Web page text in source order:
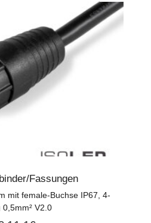
Fassungen
mit female-Buchse IP67, 4-
0,5mm² V2.0